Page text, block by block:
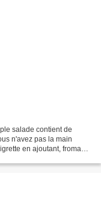
salade contient de
n'avez pas la main
en ajoutant, fromage